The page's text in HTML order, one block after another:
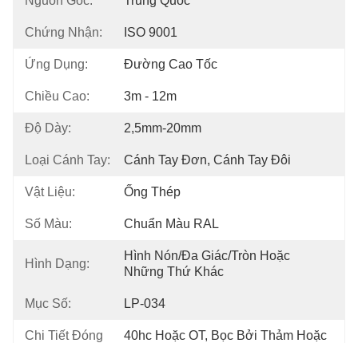
Chứng Nhận: ISO 9001
Ứng Dụng: Đường Cao Tốc
Chiều Cao: 3m - 12m
Độ Dày: 2,5mm-20mm
Loại Cánh Tay: Cánh Tay Đơn, Cánh Tay Đôi
Vật Liệu: Ống Thép
Số Màu: Chuẩn Màu RAL
Hình Dạng:
Hình Nón/Đa Giác/Tròn Hoặc
Những Thứ Khác
Mục Số: LP-034
Chi Tiết Đóng
40hc Hoặc OT, Bọc Bởi Thảm Hoặc